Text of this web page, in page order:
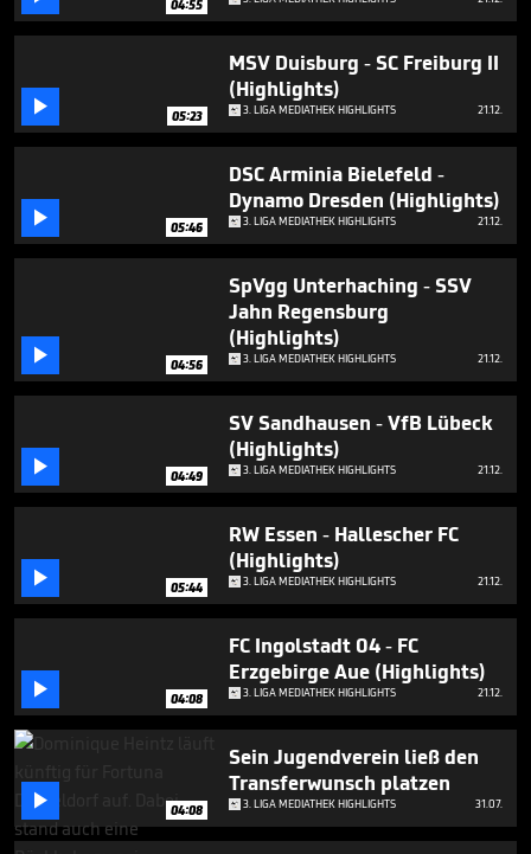
minutes,
8
04:55
 05:23
MSV Duisburg - SC Freiburg II
(Highlights)
3. LIGA MEDIATHEK HIGHLIGHTS 21.12.
 05:46
DSC Arminia Bielefeld -
Dynamo Dresden (Highlights)
3. LIGA MEDIATHEK HIGHLIGHTS 21.12.
 04:56
SpVgg Unterhaching - SSV
Jahn Regensburg
(Highlights)
3. LIGA MEDIATHEK HIGHLIGHTS 21.12.
 04:49
SV Sandhausen - VfB Lübeck
(Highlights)
3. LIGA MEDIATHEK HIGHLIGHTS 21.12.
 05:44
RW Essen - Hallescher FC
(Highlights)
3. LIGA MEDIATHEK HIGHLIGHTS 21.12.
 04:08
FC Ingolstadt 04 - FC
Erzgebirge Aue (Highlights)
3. LIGA MEDIATHEK HIGHLIGHTS 21.12.
 04:08
Sein Jugendverein ließ den
Transferwunsch platzen
3. LIGA MEDIATHEK HIGHLIGHTS 31.07.